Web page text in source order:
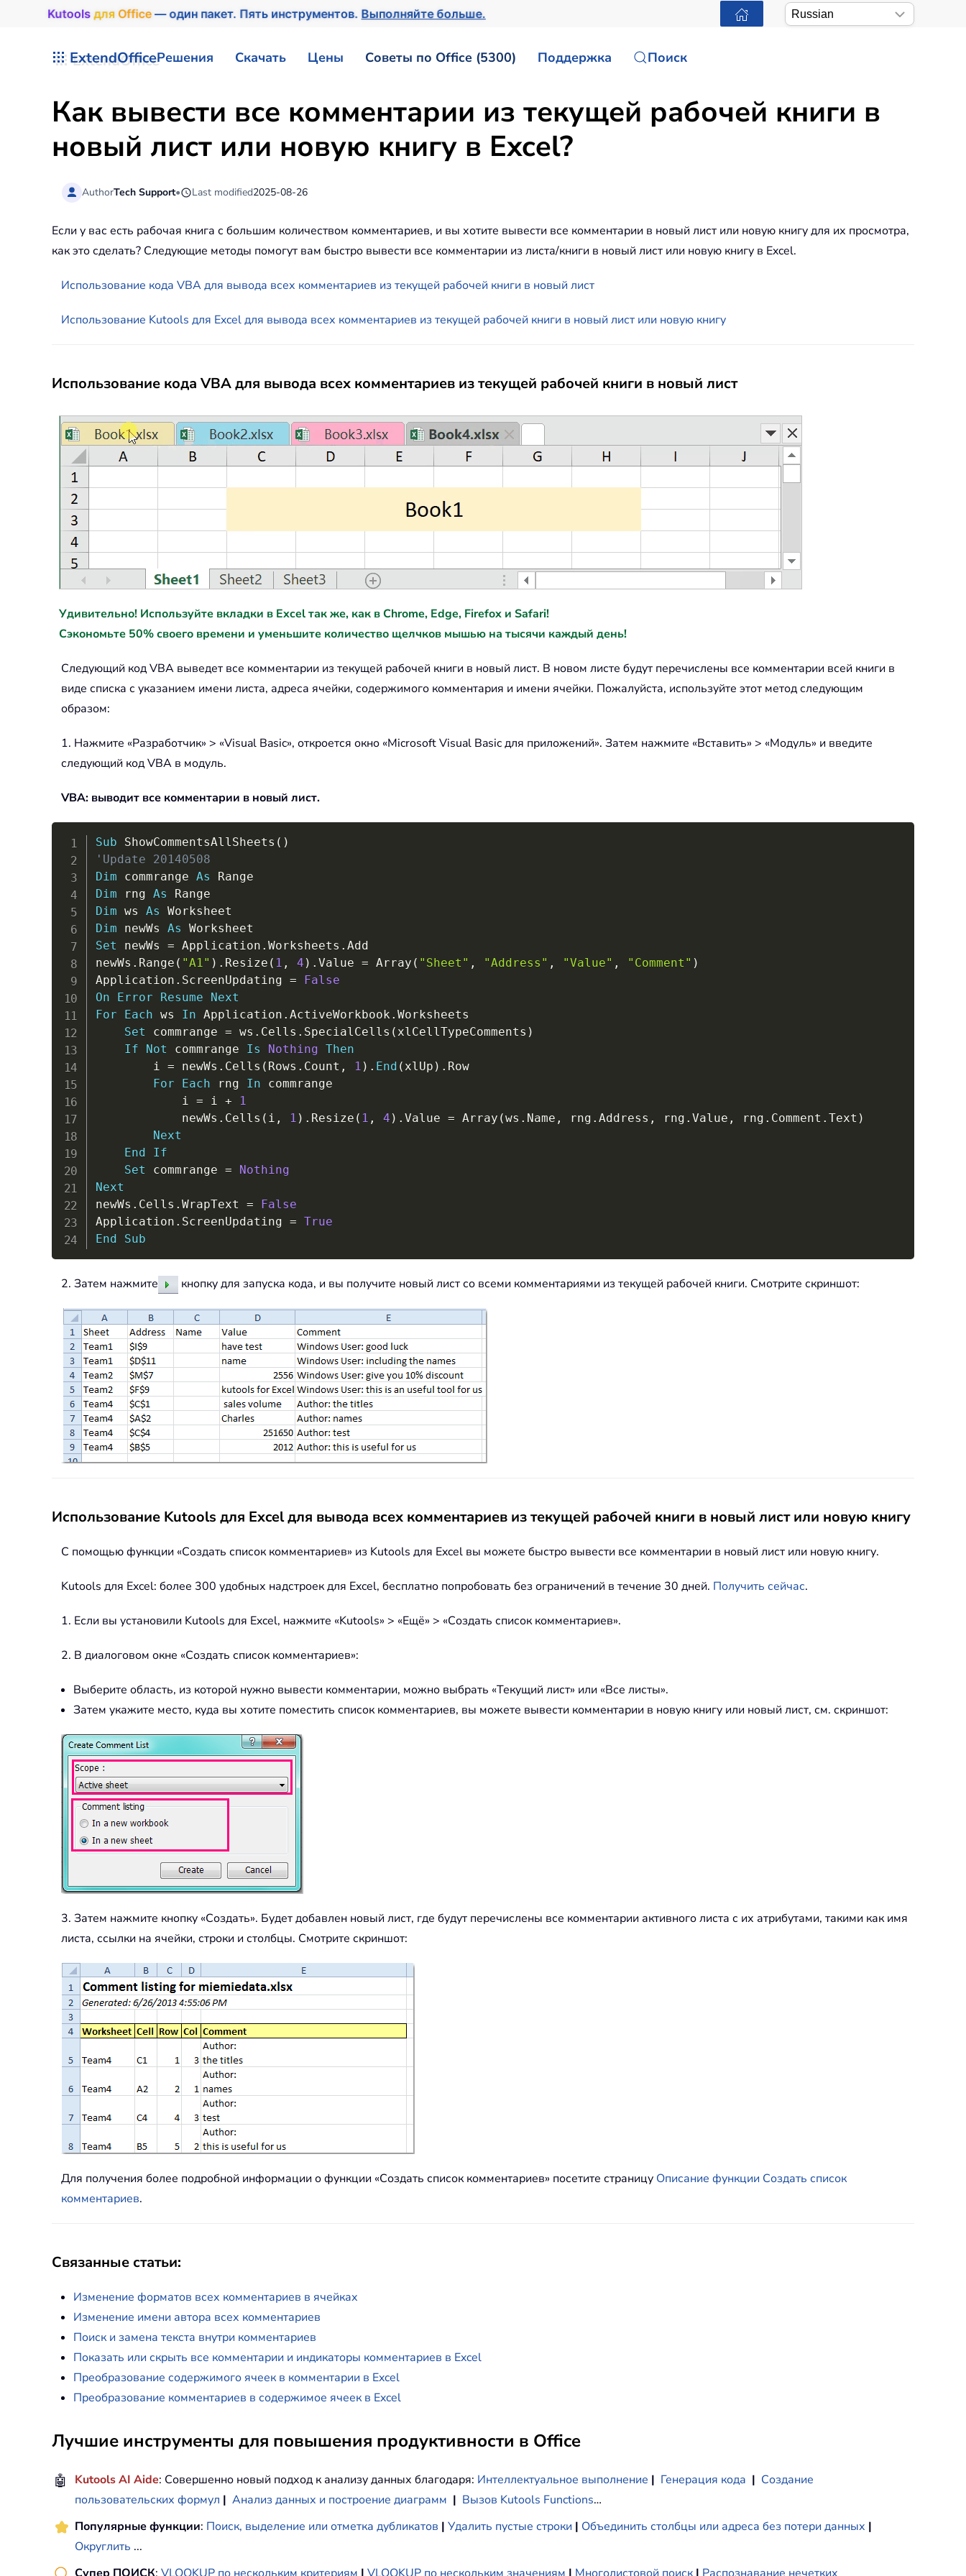
Kutools для Office— один пакет. Пять инструментов.Выполняйте больше.
ExtendOfficeРешения Скачать Цены Советы по Office (5300) Поддержка Поиск
Как вывести все комментарии из текущей рабочей книги в
новый лист или новую книгу в Excel?
AuthorTech Support• Last modified2025-08-26
Если у вас есть рабочая книга с большим количеством комментариев, и вы хотите вывести все комментарии в новый лист или новую книгу для их просмотра,
как это сделать? Следующие методы помогут вам быстро вывести все комментарии из листа/книги в новый лист или новую книгу в Excel.
Использование кода VBA для вывода всех комментариев из текущей рабочей книги в новый лист
Использование Kutools для Excel для вывода всех комментариев из текущей рабочей книги в новый лист или новую книгу
Использование кода VBA для вывода всех комментариев из текущей рабочей книги в новый лист
Удивительно! Используйте вкладки в Excel так же, как в Chrome, Edge, Firefox и Safari!
Сэкономьте 50% своего времени и уменьшите количество щелчков мышью на тысячи каждый день!
Следующий код VBA выведет все комментарии из текущей рабочей книги в новый лист. В новом листе будут перечислены все комментарии всей книги в
виде списка с указанием имени листа, адреса ячейки, содержимого комментария и имени ячейки. Пожалуйста, используйте этот метод следующим
образом:
1. Нажмите «Разработчик» > «Visual Basic», откроется окно «Microsoft Visual Basic для приложений». Затем нажмите «Вставить» > «Модуль» и введите
следующий код VBA в модуль.
VBA: выводит все комментарии в новый лист.
Sub ShowCommentsAllSheets ( )
'Update 20140508
Dim commrange As
Dim rng As
Dim ws As
Dim newWs As
Set newWs = Application . Worksheets . Add
newWs . Range ( "A1" ) . Resize ( 1 , 4 ) . Value = Array ( "Sheet" , "Address" , "Value" , "Comment" )
Application . ScreenUpdating =
False
On
Error Resume
Next
For
Each ws In Application . ActiveWorkbook . Worksheets
Set commrange = ws . Cells . SpecialCells ( xlCellTypeComments )
If
Not commrange Is Nothing Then
        i
= newWs . Cells ( Rows . Count , 1 ) . End ( xlUp ) . Row
For
Each rng In commrange
            i
= i +
1
            newWs
. Cells ( i , 1 ) . Resize ( 1 , 4 ) . Value = Array (ws . Name , rng . Address , rng . Value , rng . Comment . Text )
Next
End
If
Set commrange =
Nothing
Next
newWs . Cells . WrapText =
False
Application . ScreenUpdating = True
End
Sub
2. Затем нажмите кнопку для запуска кода, и вы получите новый лист со всеми комментариями из текущей рабочей книги. Смотрите скриншот:
Использование Kutools для Excel для вывода всех комментариев из текущей рабочей книги в новый лист или новую книгу
С помощью функции «Создать список комментариев» из Kutools для Excel вы можете быстро вывести все комментарии в новый лист или новую книгу.
Kutools для Excel: более 300 удобных надстроек для Excel, бесплатно попробовать без ограничений в течение 30 дней. Получить сейчас.
1. Если вы установили Kutools для Excel, нажмите «Kutools» > «Ещё» > «Создать список комментариев».
2. В диалоговом окне «Создать список комментариев»:
Выберите область, из которой нужно вывести комментарии, можно выбрать «Текущий лист» или «Все листы».
Затем укажите место, куда вы хотите поместить список комментариев, вы можете вывести комментарии в новую книгу или новый лист, см. скриншот:
3. Затем нажмите кнопку «Создать». Будет добавлен новый лист, где будут перечислены все комментарии активного листа с их атрибутами, такими как имя
листа, ссылки на ячейки, строки и столбцы. Смотрите скриншот:
Для получения более подробной информации о функции «Создать список комментариев» посетите страницу Описание функции Создать список
комментариев.
Связанные статьи:
Изменение форматов всех комментариев в ячейках
Изменение имени автора всех комментариев
Поиск и замена текста внутри комментариев
Показать или скрыть все комментарии и индикаторы комментариев в Excel
Преобразование содержимого ячеек в комментарии в Excel
Преобразование комментариев в содержимое ячеек в Excel
Лучшие инструменты для повышения продуктивности в Office
🤖 Kutools AI Aide: Совершенно новый подход к анализу данных благодаря: Интеллектуальное выполнение | Генерация кода | Создание
пользовательских формул | Анализ данных и построение диаграмм | Вызов Kutools Functions…
Популярные функции: Поиск, выделение или отметка дубликатов | Удалить пустые строки | Объединить столбцы или адреса без потери данных |
Округлить ...